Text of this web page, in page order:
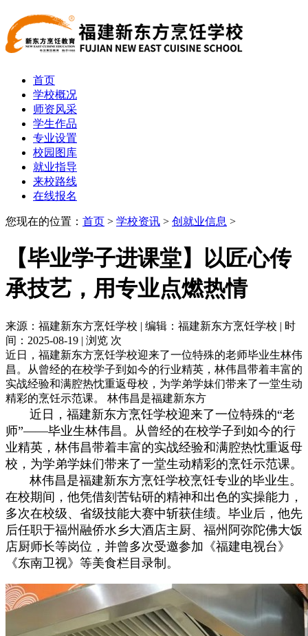
首页
学校概况
师资风采
学生作品
专业设置
校园图库
就业指导
来校路线
在线报名
您现在的位置： 首页 > 学校资讯 > 创就业信息 >
【毕业学子进课堂】以匠心传
承技艺，用专业点燃热情
来源：福建新东方烹饪学校 | 编辑：福建新东方烹饪学校 | 时
间：2025-08-19 | 浏览 次
近日，福建新东方烹饪学校迎来了一位特殊的老师毕业生林伟
昌。从曾经的在校学子到如今的行业精英，林伟昌带着丰富的
实战经验和满腔热忱重返母校，为学弟学妹们带来了一堂生动
精彩的烹饪示范课。 林伟昌是福建新东方
近日，福建新东方烹饪学校迎来了一位特殊的“老
师”——毕业生林伟昌。从曾经的在校学子到如今的行
业精英，林伟昌带着丰富的实战经验和满腔热忱重返母
校，为学弟学妹们带来了一堂生动精彩的烹饪示范课。
林伟昌是福建新东方烹饪学校烹饪专业的毕业生。
在校期间，他凭借刻苦钻研的精神和出色的实操能力，
多次在校级、省级技能大赛中斩获佳绩。毕业后，他先
后任职于福州融侨水乡大酒店主厨、福州阿弥陀佛大饭
店厨师长等岗位，并曾多次受邀参加《福建电视台》
《东南卫视》等美食栏目录制。